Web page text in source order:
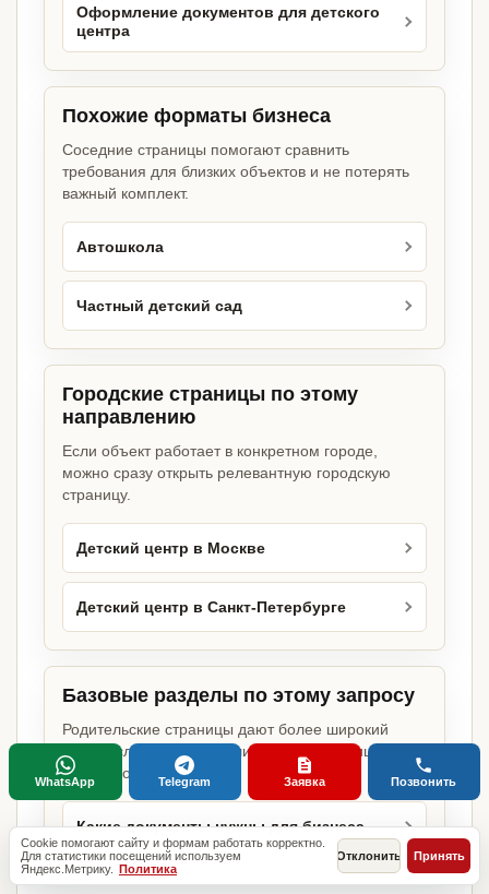
Оформление документов для детского
центра
Похожие форматы бизнеса
Соседние страницы помогают сравнить
требования для близких объектов и не потерять
важный комплект.
Автошкола
Частный детский сад
Городские страницы по этому
направлению
Если объект работает в конкретном городе,
можно сразу открыть релевантную городскую
страницу.
Детский центр в Москве
Детский центр в Санкт-Петербурге
Базовые разделы по этому запросу
Родительские страницы дают более широкий
обзор услуги, объекта или региона без лишних
переходов.
Какие документы нужны для бизнеса
Cookie помогают сайту и формам работать корректно.
Для статистики посещений используем
Яндекс.Метрику. Политика
Отклонить Принять
WhatsApp Telegram Заявка Позвонить